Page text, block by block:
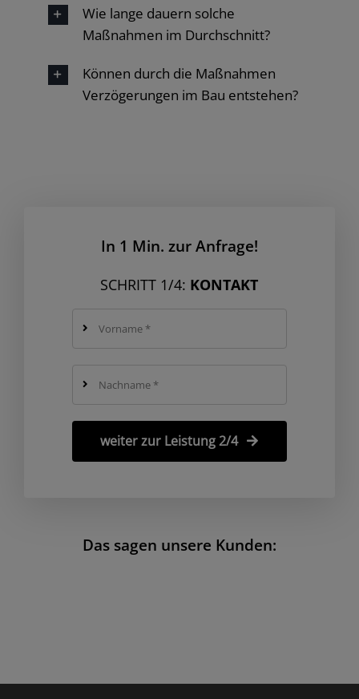
Wie lange dauern solche
Maßnahmen im Durchschnitt?
Können durch die Maßnahmen
Verzögerungen im Bau entstehen?
Das sagen unsere Kunden:
In 1 Min. zur Anfrage!
SCHRITT 1/4: KONTAKT
weiter zur Leistung 2/4